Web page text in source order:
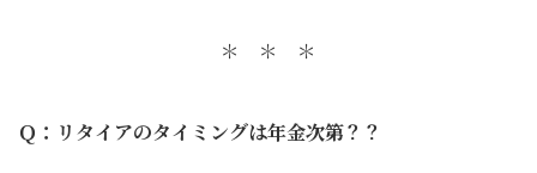
＊ ＊ ＊
Ｑ：リタイアのタイミングは年金次第？？